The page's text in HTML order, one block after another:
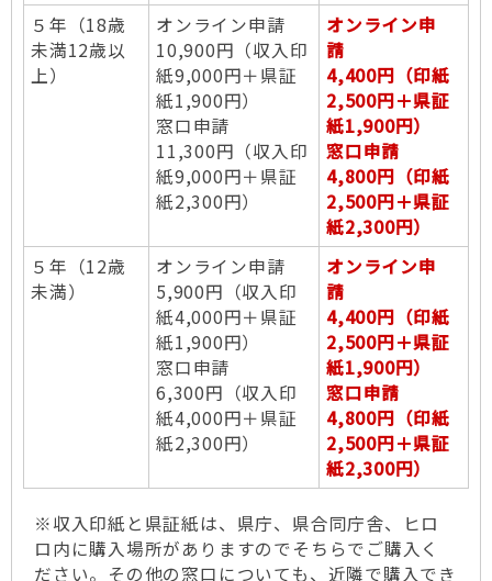
５年（18歳
未満12歳以
上）
オンライン申請
10,900円（収入印
紙9,000円＋県証
紙1,900円）
窓口申請
11,300円（収入印
紙9,000円＋県証
紙2,300円）
オンライン申
請
4,400円（印紙
2,500円＋県証
紙1,900円）
窓口申請
4,800円（印紙
2,500円＋県証
紙2,300円）
５年（12歳
未満）
オンライン申請
5,900円（収入印
紙4,000円＋県証
紙1,900円）
窓口申請
6,300円（収入印
紙4,000円＋県証
紙2,300円）
オンライン申
請
4,400円（印紙
2,500円＋県証
紙1,900円）
窓口申請
4,800円（印紙
2,500円＋県証
紙2,300円）
※収入印紙と県証紙は、県庁、県合同庁舎、ヒロ
ロ内に購入場所がありますのでそちらでご購入く
ださい。その他の窓口についても、近隣で購入でき